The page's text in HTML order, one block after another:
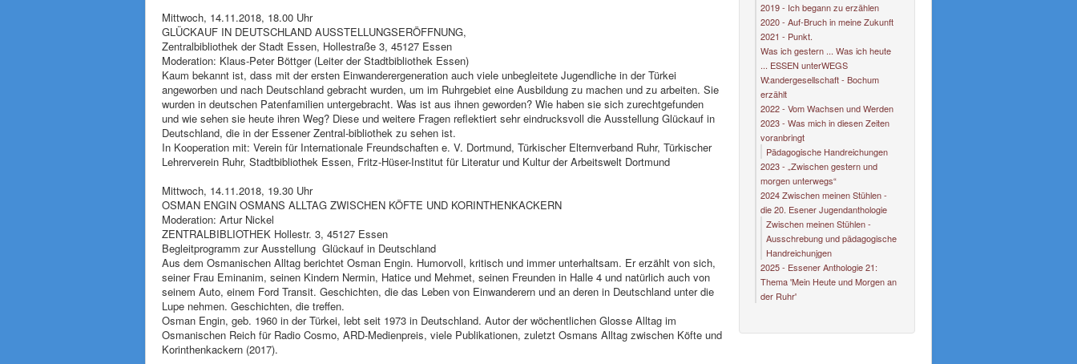
Mittwoch, 14.11.2018, 18.00 Uhr
GLÜCKAUF IN DEUTSCHLAND AUSSTELLUNGSERÖFFNUNG,
Zentralbibliothek der Stadt Essen, Hollestraße 3, 45127 Essen
Moderation: Klaus-Peter Böttger (Leiter der Stadtbibliothek Essen)
Kaum bekannt ist, dass mit der ersten Einwanderergeneration auch viele unbegleitete Jugendliche in der Türkei
angeworben und nach Deutschland gebracht wurden, um im Ruhrgebiet eine Ausbildung zu machen und zu arbeiten. Sie
wurden in deutschen Patenfamilien untergebracht. Was ist aus ihnen geworden? Wie haben sie sich zurechtgefunden
und wie sehen sie heute ihren Weg? Diese und weitere Fragen reflektiert sehr eindrucksvoll die Ausstellung Glückauf in
Deutschland, die in der Essener Zentral-bibliothek zu sehen ist.
In Kooperation mit: Verein für Internationale Freundschaften e. V. Dortmund, Türkischer Elternverband Ruhr, Türkischer
Lehrerverein Ruhr, Stadtbibliothek Essen, Fritz-Hüser-Institut für Literatur und Kultur der Arbeitswelt Dortmund
Mittwoch, 14.11.2018, 19.30 Uhr
OSMAN ENGIN OSMANS ALLTAG ZWISCHEN KÖFTE UND KORINTHENKACKERN
Moderation: Artur Nickel
ZENTRALBIBLIOTHEK Hollestr. 3, 45127 Essen
Begleitprogramm zur Ausstellung Glückauf in Deutschland
Aus dem Osmanischen Alltag berichtet Osman Engin. Humorvoll, kritisch und immer unterhaltsam. Er erzählt von sich,
seiner Frau Eminanim, seinen Kindern Nermin, Hatice und Mehmet, seinen Freunden in Halle 4 und natürlich auch von
seinem Auto, einem Ford Transit. Geschichten, die das Leben von Einwanderern und an deren in Deutschland unter die
Lupe nehmen. Geschichten, die treffen.
Osman Engin, geb. 1960 in der Türkei, lebt seit 1973 in Deutschland. Autor der wöchentlichen Glosse Alltag im
Osmanischen Reich für Radio Cosmo, ARD-Medienpreis, viele Publikationen, zuletzt Osmans Alltag zwischen Köfte und
Korinthenkackern (2017).
2019 - Ich begann zu erzählen
2020 - Auf-Bruch in meine Zukunft
2021 - Punkt.
Was ich gestern ... Was ich heute
... ESSEN unterWEGS
W:andergesellschaft - Bochum
erzählt
2022 - Vom Wachsen und Werden
2023 - Was mich in diesen Zeiten
voranbringt
Pädagogische Handreichungen
2023 - „Zwischen gestern und
morgen unterwegs“
2024 Zwischen meinen Stühlen -
die 20. Esener Jugendanthologie
Zwischen meinen Stühlen -
Ausschrebung und pädagogische
Handreichunjgen
2025 - Essener Anthologie 21:
Thema 'Mein Heute und Morgen an
der Ruhr'